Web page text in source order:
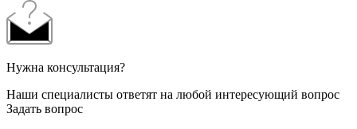
Нужна консультация?
Наши специалисты ответят на любой интересующий вопрос
Задать вопрос